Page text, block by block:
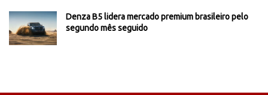
Denza B5 lidera mercado premium brasileiro pelo
segundo mês seguido